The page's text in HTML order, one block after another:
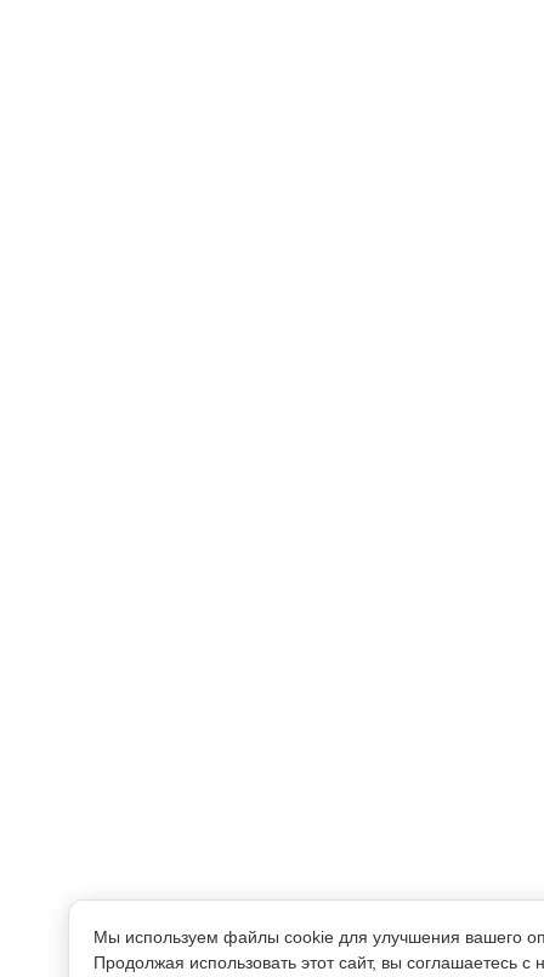
Мы используем файлы cookie для улучшения вашего
Продолжая использовать этот сайт, вы соглашаетесь с